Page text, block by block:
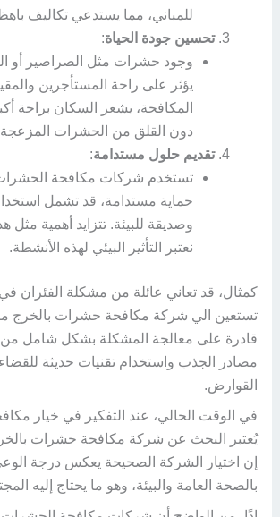
للمباني، مما يستدعي تكاليف
تحسين جودة الحياة:
وجود حشرات مثل الصراصير أو
يؤثر على راحة المستأجرين
المكافحة، يشعر السكان براحة
دون القلق من الحشرات
تقديم حلول مستدامة:
تستخدم شركات مكافحة الحشرات
حماية مستدامة، قد تشمل
وصديقة للبيئة. تتزايد أهمية مثل
نعتبر التأثير البيئي لهذه الأنشطة.
كمثال، قد تعاني عائلة من مشكلة الفئران
تستعين الي شركة مكافحة حشرات بالخرج
قادرة على معالجة المشكلة بشكل شامل من
مصادر الجذب واستخدام تقنيات حديثة
القوارض.
في الوقت الحالي، عند التفكير في خيار
يُعتبر البحث عن شركة مكافحة حشرات
إن اختيار الشركة الصحيحة يعكس درجة
بالصحة العامة والبيئة، وهو ما يحتاج إليه